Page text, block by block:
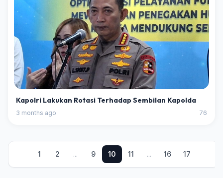
Kapolri Lakukan Rotasi Terhadap Sembilan Kapolda
3 months ago 76
1 2 ... 9 10 11 ... 16 17